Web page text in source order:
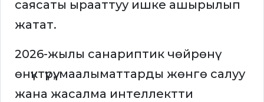
саясаты ырааттуу ишке ашырылып
жатат.
2026-жылы санариптик чөйрөнү
өнүктүрүү, маалыматтарды жөнгө салуу
жана жасалма интеллектти